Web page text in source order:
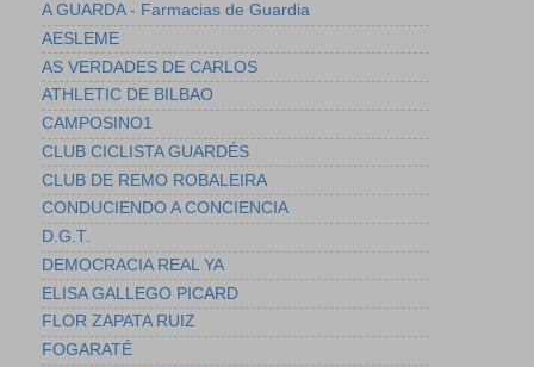
A GUARDA - Farmacias de Guardia
AESLEME
AS VERDADES DE CARLOS
ATHLETIC DE BILBAO
CAMPOSINO1
CLUB CICLISTA GUARDÉS
CLUB DE REMO ROBALEIRA
CONDUCIENDO A CONCIENCIA
D.G.T.
DEMOCRACIA REAL YA
ELISA GALLEGO PICARD
FLOR ZAPATA RUIZ
FOGARATÉ